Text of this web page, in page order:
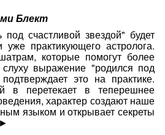
Блект
счастливой звездой" будет
практикующего астролога.
которые помогут более
выражение "родился под
это на практике.
перетекает в теперешнее
характер создают наше
языком и открывает секреты
►